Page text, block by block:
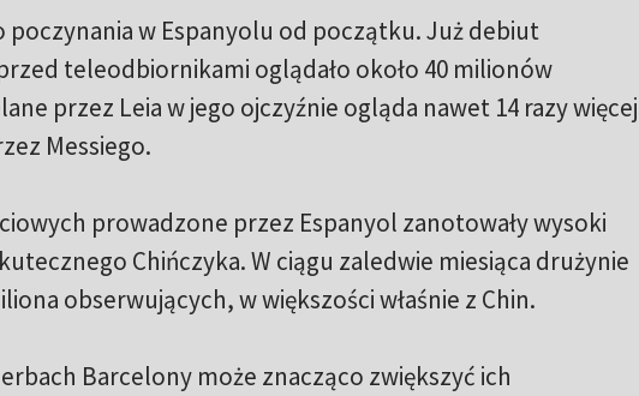
poczynania w Espanyolu od początku. Już debiut
teleodbiornikami oglądało około 40 milionów
przez Leia w jego ojczyźnie ogląda nawet 14 razy więcej
Messiego.
prowadzone przez Espanyol zanotowały wysoki
Chińczyka. W ciągu zaledwie miesiąca drużynie
obserwujących, w większości właśnie z Chin.
Barcelony może znacząco zwiększyć ich